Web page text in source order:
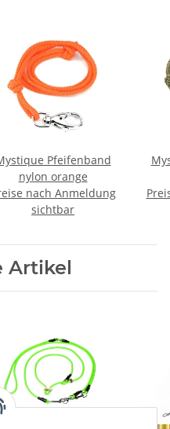
Pfeifenband
nylon orange
nach Anmeldung
sichtbar
Artikel